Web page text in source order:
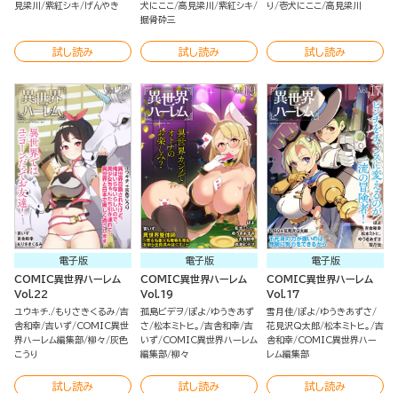
見梁川
紫紅シキ げんやき
試し読み
犬にここ 高見梁川
紫紅シキ
掘骨砕三
試し読み
り
壱犬にここ 高見梁川
試し読み
電子版
COMIC異世界ハーレム
Vol.22
ユウキチ. もりさきくるみ 吉
舎和幸 吉いず COMIC異世
界ハーレム編集部 柳々 灰色
こうり
試し読み
電子版
COMIC異世界ハーレム
Vol.19
孤島ビデヲ ぽよ
ゆうきあず
さ 松本ミトヒ。 吉舎和幸 吉
いず COMIC異世界ハーレム
編集部 柳々
試し読み
電子版
COMIC異世界ハーレム
Vol.17
雪月佳 ぽよ
ゆうきあずさ
花見沢Q太郎 松本ミトヒ。
吉
舎和幸 COMIC異世界ハー
レム編集部
試し読み